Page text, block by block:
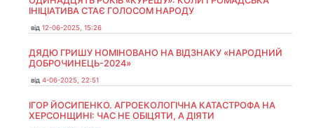
ІНІЦІАТИВА СТАЄ ГОЛОСОМ НАРОДУ
від 12-06-2025, 15:26
ДЯДЮ ГРИШУ НОМІНОВАНО НА ВІДЗНАКУ «НАРОДНИЙ
ДОБРОЧИНЕЦЬ-2024»
від 4-06-2025, 22:51
ІГОР ЙОСИПЕНКО. АГРОЕКОЛОГІЧНА КАТАСТРОФА НА
ХЕРСОНЩИНІ: ЧАС НЕ ОБІЦЯТИ, А ДІЯТИ